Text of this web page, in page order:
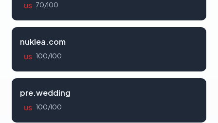
US 70/100
nuklea.com
US 100/100
pre.wedding
US 100/100